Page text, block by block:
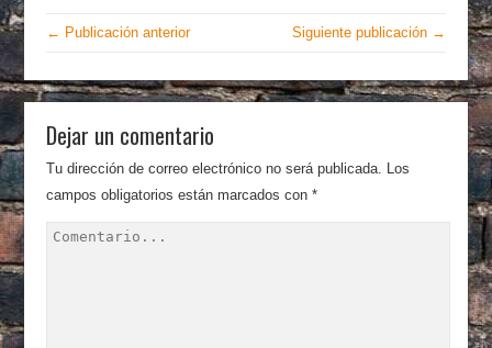
← Publicación anterior Siguiente publicación →
Dejar un comentario
Tu dirección de correo electrónico no será publicada. Los
campos obligatorios están marcados con*